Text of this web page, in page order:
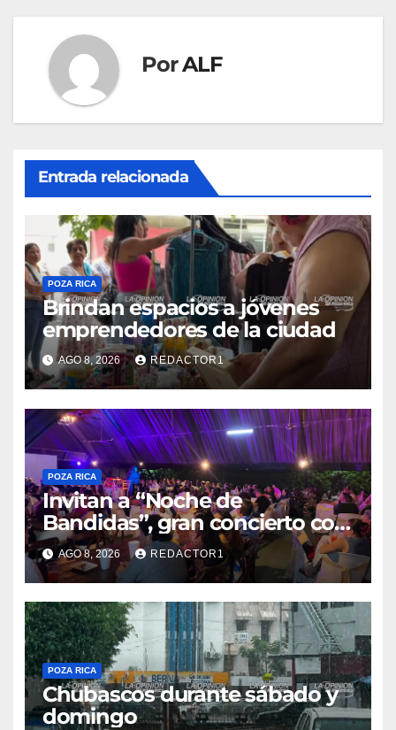
PorALF
Entrada relacionada
POZA RICA
Brindan espacios a jóvenes
emprendedores de la ciudad
AGO 8, 2026 REDACTOR1
POZA RICA
Invitan a “Noche de
Bandidas”, gran concierto con
causa
AGO 8, 2026 REDACTOR1
POZA RICA
Chubascos durante sábado y
domingo